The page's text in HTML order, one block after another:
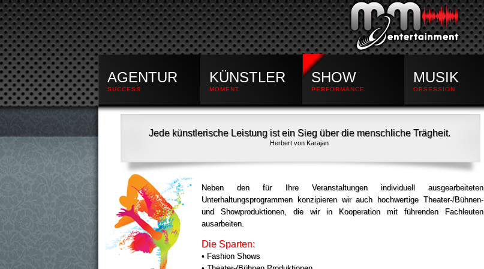
AGENTUR
SUCCESS
KÜNSTLER
MOMENT
SHOW
PERFORMANCE
MUSIK
OBSESSION
Jede künstlerische Leistung ist ein Sieg über die menschliche Trägheit.
Herbert von Karajan
Neben den für Ihre Veranstaltungen individuell ausgearbeiteten
Unterhaltungsprogrammen konzipieren wir auch hochwertige Theater-/Bühnen-
und Showproduktionen, die wir in Kooperation mit führenden Fachleuten
ausarbeiten.
Die Sparten:
• Fashion Shows